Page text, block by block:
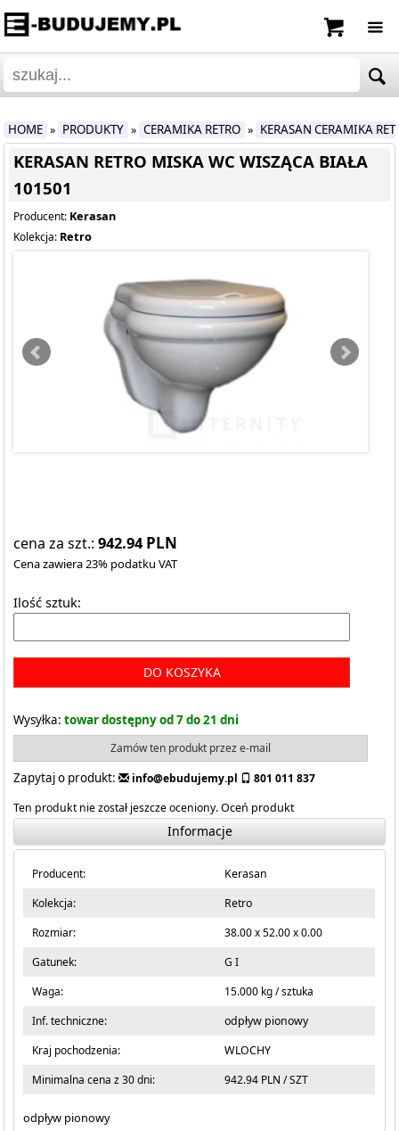
HOME » PRODUKTY » CERAMIKA RETRO » KERASAN CERAMIKA
KERASAN RETRO MISKA WC WISZĄCA BIAŁA
101501
Producent: Kerasan
Kolekcja: Retro
cena za szt.:942.94PLN
Cena zawiera 23% podatku VAT
Ilość sztuk:
DO KOSZYKA
Wysyłka: towar dostępny od 7 do 21 dni
Zamów ten produkt przez e-mail
Zapytaj o produkt: info@ebudujemy.pl
801 011 837
Ten produkt nie został jeszcze oceniony.Oceń produkt
Informacje
Producent:
Kerasan
Kolekcja:
Retro
Rozmiar:
38.00 x 52.00 x 0.00
Gatunek:
G I
Waga:
15.000 kg / sztuka
Inf. techniczne:
odpływ pionowy
Kraj pochodzenia:
WLOCHY
Minimalna cena z 30 dni:
942.94 PLN / SZT
odpływ pionowy